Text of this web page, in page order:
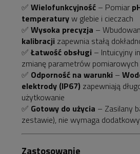
✅ Wielofunkcyjność – Pomiar
temperaturyw glebie i cieczach
✅ Wysoka precyzja –
kalibracji zapewnia stałą
✅ Łatwość obsługi – Intuicyjny
zmianę parametrów pomiarowych
✅ Odporność na warunki –
elektrody (IP67) zapewniają
użytkowanie
✅ Gotowy do użycia – Zasilany
zestawie), nie wymaga
Zastosowanie